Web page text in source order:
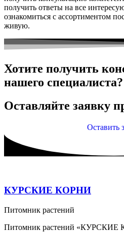
получить ответы на все
ознакомиться с ассортиментом
живую.
Хотите получить
нашего специалиста?
Оставляйте заявку
Оставить
КУРСКИЕ КОРНИ
Питомник растений
Питомник растений «КУРСКИЕ